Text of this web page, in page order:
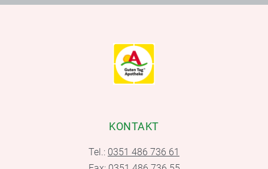
KONTAKT
Tel.: 0351 486 736 61